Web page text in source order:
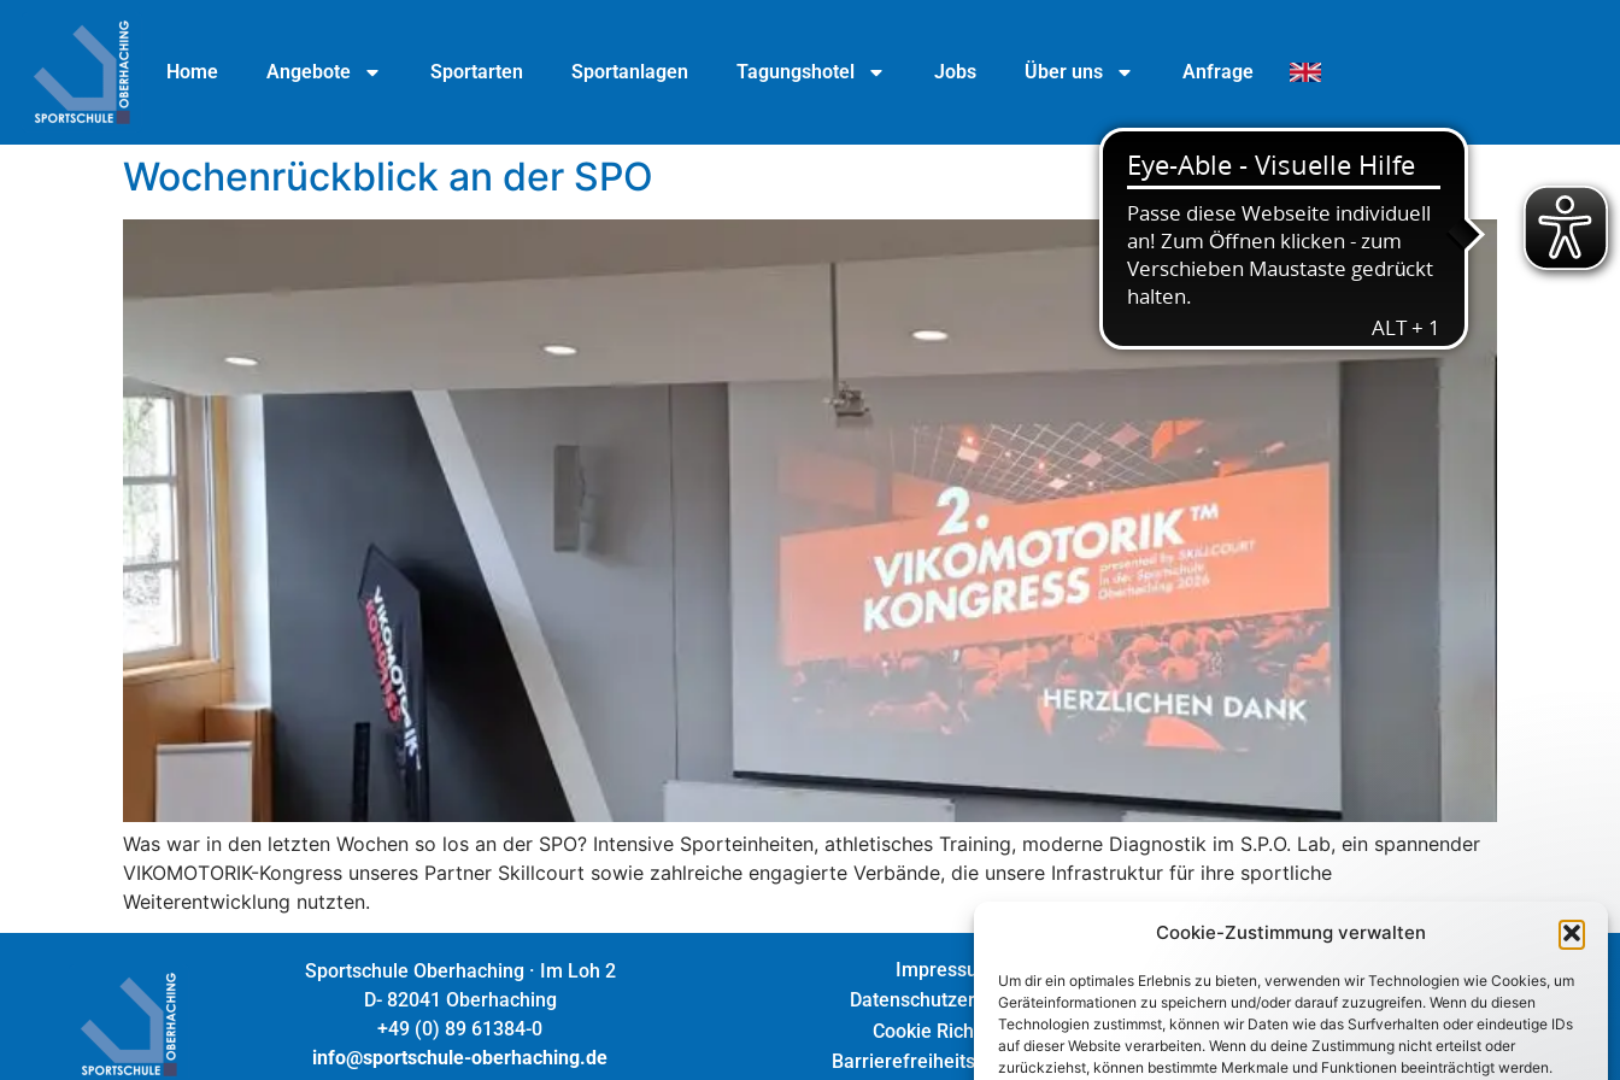
Cookie-Zustimmung verwalten
Um dir ein optimales Erlebnis zu bieten, verwenden wir Technologien wie Cookies, um
Geräteinformationen zu speichern und/oder darauf zuzugreifen. Wenn du diesen
Technologien zustimmst, können wir Daten wie das Surfverhalten oder eindeutige IDs
auf dieser Website verarbeiten. Wenn du deine Zustimmung nicht erteilst oder
zurückziehst, können bestimmte Merkmale und Funktionen beeinträchtigt werden.
Home Angebote Sportarten Sportanlagen Tagungshotel Jobs Über uns Anfrage
Wochenrückblick an der SPO
Was war in den letzten Wochen so los an der SPO? Intensive Sporteinheiten, athletisches Training, moderne Diagnostik im S.P.O. Lab, ein spannender
VIKOMOTORIK-Kongress unseres Partner Skillcourt sowie zahlreiche engagierte Verbände, die unsere Infrastruktur für ihre sportliche
Weiterentwicklung nutzten.
Sportschule Oberhaching · Im Loh 2
D- 82041 Oberhaching
+49 (0) 89 61384-0
info@sportschule-oberhaching.de
Impressum
Datenschutzerklärung
Cookie Richtlinie
Barrierefreiheitserklärung